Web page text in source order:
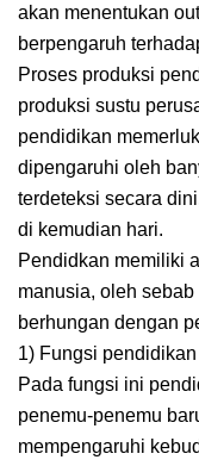
akan menentukan
berpengaruh
Proses produksi
produksi sustu
pendidikan
dipengaruhi oleh
terdeteksi secara
di kemudian hari.
Pendidkan memiliki
manusia, oleh
berhungan dengan
1) Fungsi
Pada fungsi ini
penemu-penemu
mempengaruhi